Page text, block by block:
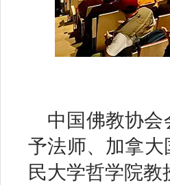
中国佛教协
予法师、加拿
民大学哲学院